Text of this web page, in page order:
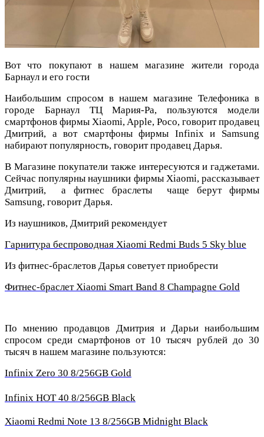
Вот что покупают в нашем магазине жители города
Барнаул и его гости
Наибольшим спросом в нашем магазине Телефоника в
городе Барнаул ТЦ Мария-Ра, пользуются модели
смартфонов фирмы Xiaomi, Apple, Poco, говорит продавец
Дмитрий, а вот смартфоны фирмы Infinix и Samsung
набирают популярность, говорит продавец Дарья.
В Магазине покупатели также интересуются и гаджетами.
Сейчас популярны наушники фирмы Xiaomi, рассказывает
Дмитрий, а фитнес браслеты чаще берут фирмы
Samsung, говорит Дарья.
Из наушников, Дмитрий рекомендует
Гарнитура беспроводная Xiaomi Redmi Buds 5 Sky blue
Из фитнес-браслетов Дарья советует приобрести
Фитнес-браслет Xiaomi Smart Band 8 Champagne Gold
По мнению продавцов Дмитрия и Дарьи наибольшим
спросом среди смартфонов от 10 тысяч рублей до 30
тысяч в нашем магазине пользуются:
Infinix Zero 30 8/256GB Gold
Infinix HOT 40 8/256GB Black
Xiaomi Redmi Note 13 8/256GB Midnight Black